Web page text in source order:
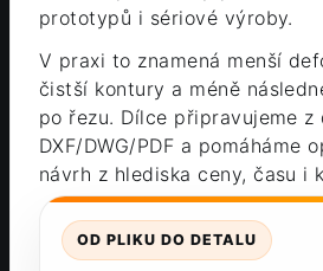
prototypů i sériové výroby.
V praxi to znamená menší
čistší kontury a méně
po řezu. Dílce připravujeme z
DXF/DWG/PDF a pomáháme
návrh z hlediska ceny, času i
OD PLIKU DO DETALU